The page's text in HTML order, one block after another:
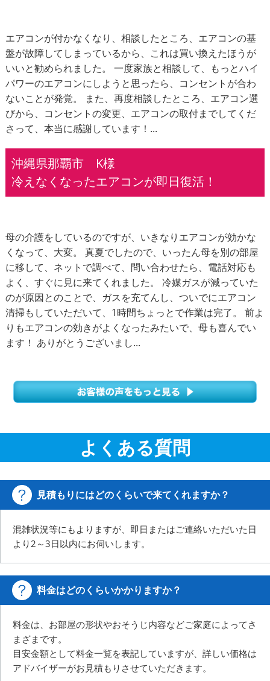
エアコンが付かなくなり、相談したところ、エアコンの基
盤が故障してしまっているから、これは買い換えたほうが
いいと勧められました。 一度家族と相談して、もっとハイ
パワーのエアコンにしようと思ったら、コンセントが合わ
ないことが発覚。 また、再度相談したところ、エアコン選
びから、コンセントの変更、エアコンの取付までしてくだ
さって、本当に感謝しています！...
沖縄県那覇市 K様
冷えなくなったエアコンが即日復活！
母の介護をしているのですが、いきなりエアコンが効かな
くなって、大変。 真夏でしたので、いったん母を別の部屋
に移して、ネットで調べて、問い合わせたら、電話対応も
よく、すぐに見に来てくれました。 冷媒ガスが減っていた
のが原因とのことで、ガスを充てんし、ついでにエアコン
清掃もしていただいて、1時間ちょっとで作業は完了。 前よ
りもエアコンの効きがよくなったみたいで、母も喜んでい
ます！ ありがとうございまし...
よくある質問
見積もりにはどのくらいで来てくれますか？
混雑状況等にもよりますが、即日またはご連絡いただいた日
より2～3日以内にお伺いします。
料金はどのくらいかかりますか？
料金は、お部屋の形状やおそうじ内容などご家庭によってさ
まざまです。
目安金額として料金一覧を表記していますが、詳しい価格は
アドバイザーがお見積もりさせていただきます。